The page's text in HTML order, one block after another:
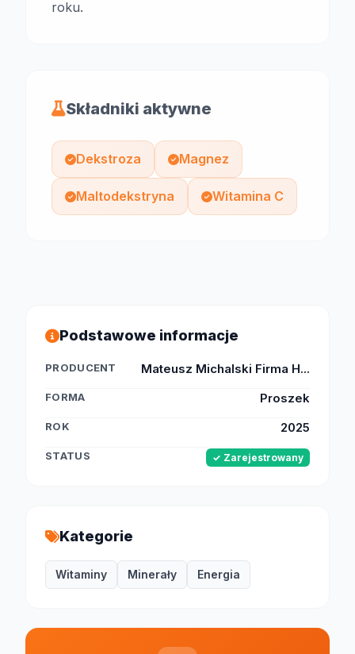
roku.
Składniki aktywne
Dekstroza Magnez
Maltodekstryna Witamina C
Podstawowe informacje
PRODUCENT Mateusz Michalski Firma H...
FORMA Proszek
ROK 2025
STATUS ✓ Zarejestrowany
Kategorie
Witaminy Minerały Energia